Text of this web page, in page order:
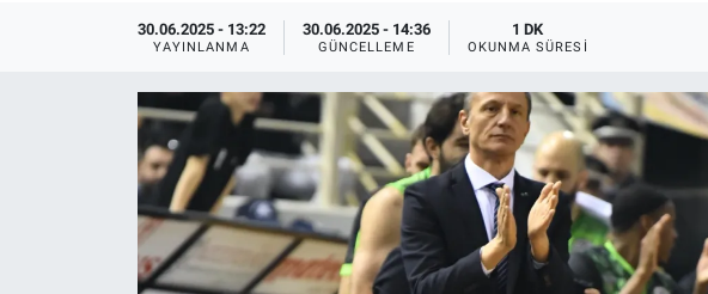
30.06.2025 - 13:22
YAYINLANMA
30.06.2025 - 14:36
GÜNCELLEME
1 DK
OKUNMA SÜRESI